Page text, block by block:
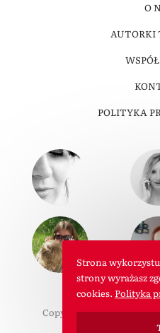
O
AUTORKI
POLITYKA
Copyright © 2011-2026 W
Strona
strony wyrażasz
cookies. Polityka